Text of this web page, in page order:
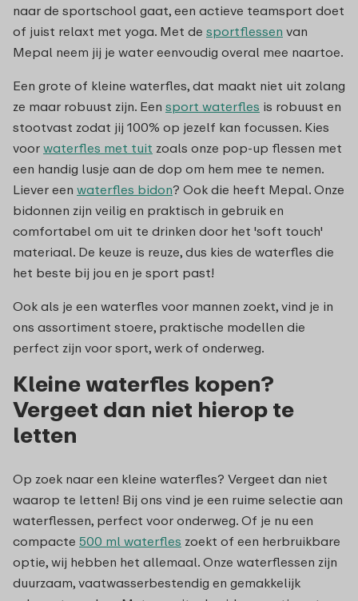
naar de sportschool gaat, een actieve teamsport doet
of juist relaxt met yoga. Met de sportflessen van
Mepal neem jij je water eenvoudig overal mee naartoe.
Een grote of kleine waterfles, dat maakt niet uit zolang
ze maar robuust zijn. Een sport waterfles is robuust en
stootvast zodat jij 100% op jezelf kan focussen. Kies
voor waterfles met tuit zoals onze pop-up flessen met
een handig lusje aan de dop om hem mee te nemen.
Liever een waterfles bidon? Ook die heeft Mepal. Onze
bidonnen zijn veilig en praktisch in gebruik en
comfortabel om uit te drinken door het 'soft touch'
materiaal. De keuze is reuze, dus kies de waterfles die
het beste bij jou en je sport past!
Ook als je een waterfles voor mannen zoekt, vind je in
ons assortiment stoere, praktische modellen die
perfect zijn voor sport, werk of onderweg.
Kleine waterfles kopen?
Vergeet dan niet hierop te
letten
Op zoek naar een kleine waterfles? Vergeet dan niet
waarop te letten! Bij ons vind je een ruime selectie aan
waterflessen, perfect voor onderweg. Of je nu een
compacte 500 ml waterfles zoekt of een herbruikbare
optie, wij hebben het allemaal. Onze waterflessen zijn
duurzaam, vaatwasserbestendig en gemakkelijk